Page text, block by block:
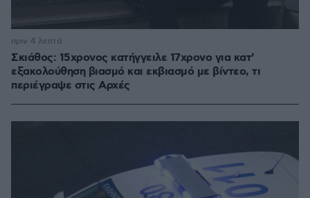
Σκιάθος: 15χρονος κατήγγειλε 17χρονο για κατ'
εξακολούθηση βιασμό και εκβιασμό με βίντεο, τι
περιέγραψε στις Αρχές
πριν 4 λεπτά